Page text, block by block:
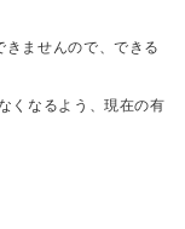
ませんので、できる
くなるよう、現在の有